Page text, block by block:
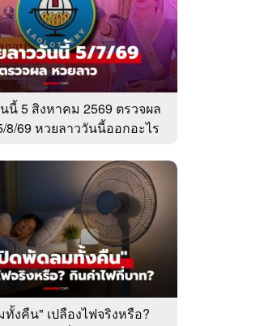
นี้ 5 สิงหาคม 2569 ตรวจผล
8/69 หวยลาววันนี้ออกอะไร
งคืน" เปลืองไฟจริงหรือ?